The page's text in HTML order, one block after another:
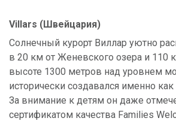
Villars (Швейцария)
Солнечный курорт Виллар уютно
в 20 км от Женевского озера и 110
высоте 1300 метров над уровнем
исторически создавался именно
За внимание к детям он даже
сертификатом качества Families